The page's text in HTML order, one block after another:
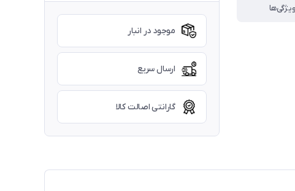
موجود در انبار
ارسال سریع
گارانتی اصالت کالا